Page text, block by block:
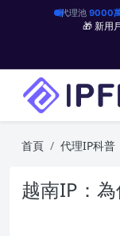
代理池 9000
🎁 新用
首頁 代理IP科普
越南IP：